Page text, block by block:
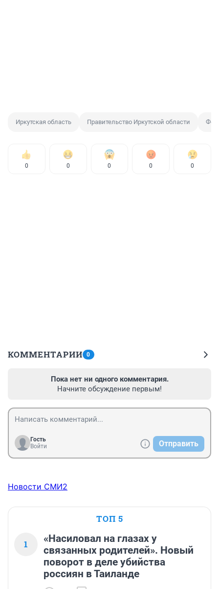
Иркутская область Правительство Иркутской области
0 0 0 0 0
КОММЕНТАРИИ 0
Пока нет ни одного комментария.
Начните обсуждение первым!
Гость
Войти
Отправить
Новости СМИ2
ТОП 5
1
«Насиловал на глазах у
связанных родителей». Новый
поворот в деле убийства
россиян в Таиланде